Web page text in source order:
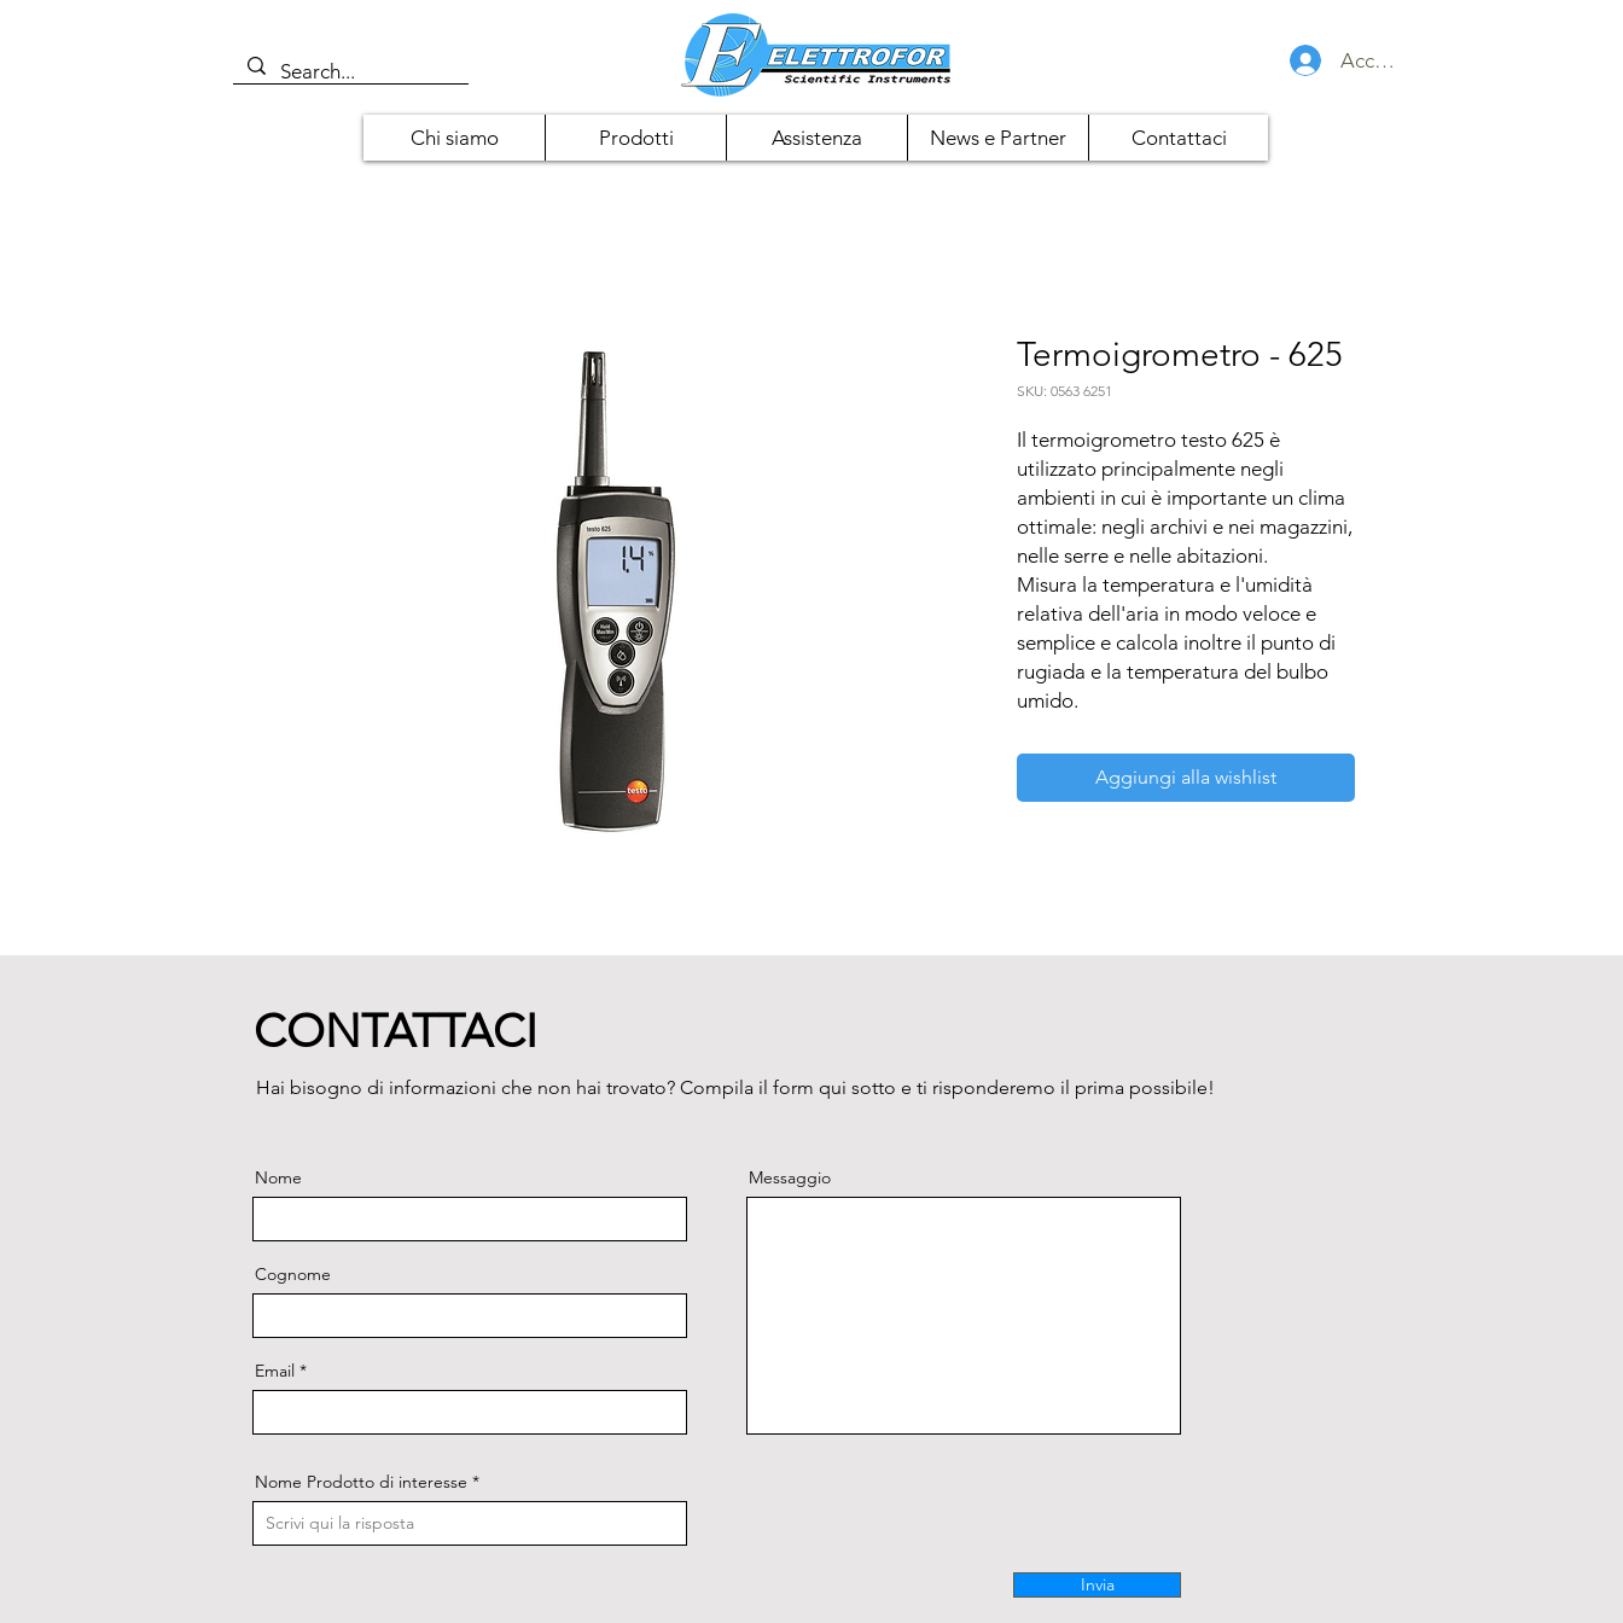
Accedi
Chi siamo Prodotti Assistenza News e Partner Contattaci
Termoigrometro - 625
SKU: 0563 6251
Il termoigrometro testo 625 è
utilizzato principalmente negli
ambienti in cui è importante un clima
ottimale: negli archivi e nei magazzini,
nelle serre e nelle abitazioni.
Misura la temperatura e l'umidità
relativa dell'aria in modo veloce e
semplice e calcola inoltre il punto di
rugiada e la temperatura del bulbo
umido.
Vantaggi:
Misura la temperatura e l'umidità
Misurazione a lungo termine grazie al
Aggiungi alla wishlist
CONTATTACI
Hai bisogno di informazioni che non hai trovato? Compila il form qui sotto e ti risponderemo il prima possibile!
Nome
Cognome
Email
Messaggio
Nome Prodotto di interesse
Invia